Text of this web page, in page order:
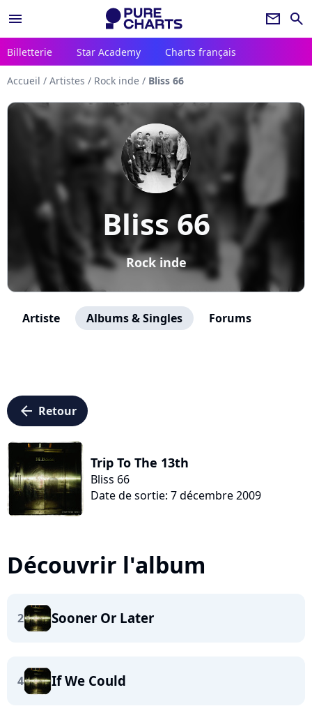
menu newsletter search
Billetterie Star Academy Charts français
Accueil / Artistes / Rock inde / Bliss 66
Bliss 66
Rock inde
Artiste Albums & Singles Forums
arrow_left Retour
Trip To The 13th
Bliss 66
Date de sortie: 7 décembre 2009
Découvrir l'album
2 Sooner Or Later
4 If We Could